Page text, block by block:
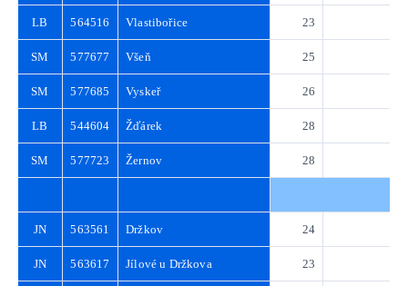
LB 564516 Vlastibořice 23
SM 577677 Všeň 25
SM 577685 Vyskeř 26
LB 544604 Žďárek 28
SM 577723 Žernov 28
JN 563561 Držkov 24
JN 563617 Jílové u Držkova 23